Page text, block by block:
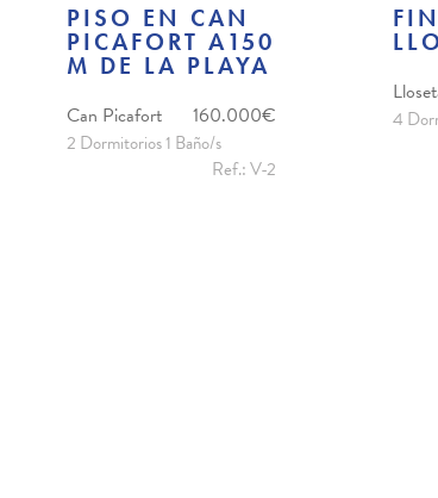
PISO EN CAN
PICAFORT A150
M DE LA PLAYA
Can Picafort 160.000€
2 Dormitorios 1 Baño/s
Ref.: V-2
4